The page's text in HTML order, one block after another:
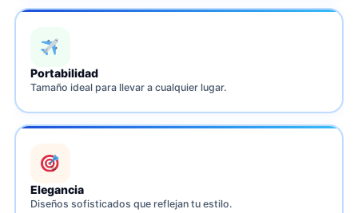
Portabilidad
Tamaño ideal para llevar a cualquier lugar.
Elegancia
Diseños sofisticados que reflejan tu estilo.